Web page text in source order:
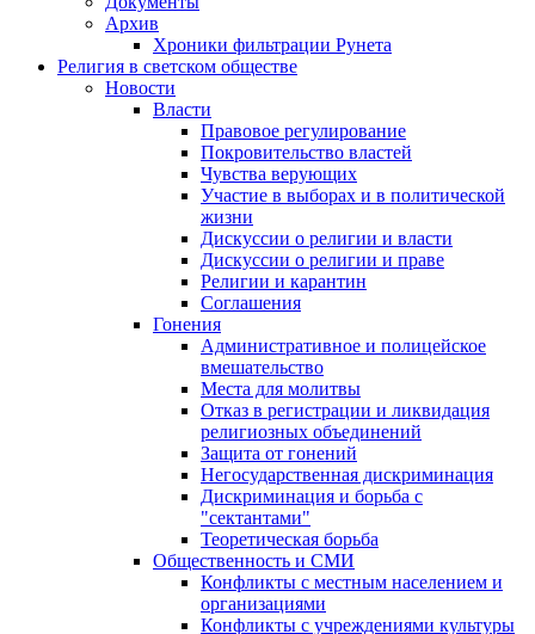
Архив
Хроники фильтрации Рунета
Религия в светском обществе
Новости
Власти
Правовое регулирование
Покровительство властей
Чувства верующих
Участие в выборах и в политической
жизни
Дискуссии о религии и власти
Дискуссии о религии и праве
Религии и карантин
Соглашения
Гонения
Административное и полицейское
вмешательство
Места для молитвы
Отказ в регистрации и ликвидация
религиозных объединений
Защита от гонений
Негосударственная дискриминация
Дискриминация и борьба с
"сектантами"
Теоретическая борьба
Общественность и СМИ
Конфликты с местным населением и
организациями
Конфликты с учреждениями культуры